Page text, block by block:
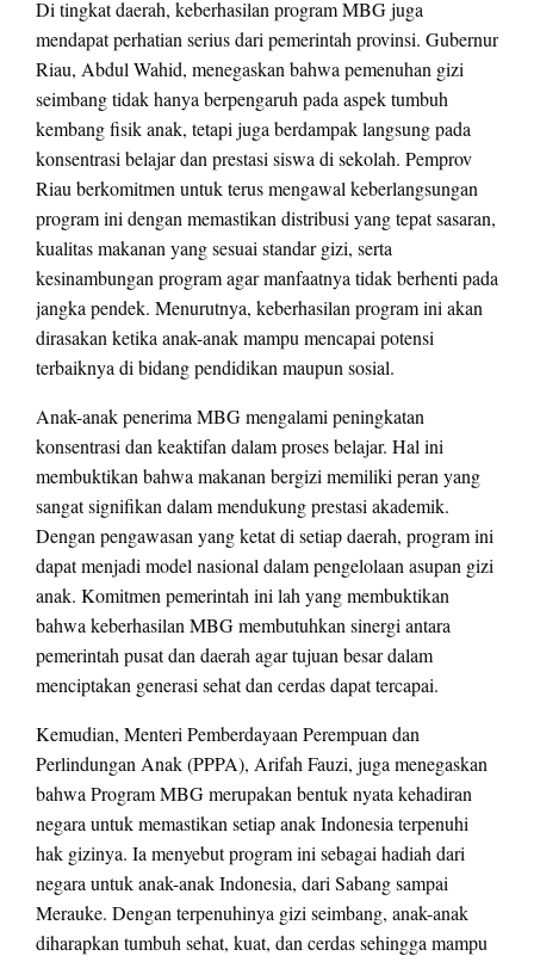
Di tingkat daerah, keberhasilan program MBG juga
mendapat perhatian serius dari pemerintah provinsi. Gubernur
Riau, Abdul Wahid, menegaskan bahwa pemenuhan gizi
seimbang tidak hanya berpengaruh pada aspek tumbuh
kembang fisik anak, tetapi juga berdampak langsung pada
konsentrasi belajar dan prestasi siswa di sekolah. Pemprov
Riau berkomitmen untuk terus mengawal keberlangsungan
program ini dengan memastikan distribusi yang tepat sasaran,
kualitas makanan yang sesuai standar gizi, serta
kesinambungan program agar manfaatnya tidak berhenti pada
jangka pendek. Menurutnya, keberhasilan program ini akan
dirasakan ketika anak-anak mampu mencapai potensi
terbaiknya di bidang pendidikan maupun sosial.
Anak-anak penerima MBG mengalami peningkatan
konsentrasi dan keaktifan dalam proses belajar. Hal ini
membuktikan bahwa makanan bergizi memiliki peran yang
sangat signifikan dalam mendukung prestasi akademik.
Dengan pengawasan yang ketat di setiap daerah, program ini
dapat menjadi model nasional dalam pengelolaan asupan gizi
anak. Komitmen pemerintah ini lah yang membuktikan
bahwa keberhasilan MBG membutuhkan sinergi antara
pemerintah pusat dan daerah agar tujuan besar dalam
menciptakan generasi sehat dan cerdas dapat tercapai.
Kemudian, Menteri Pemberdayaan Perempuan dan
Perlindungan Anak (PPPA), Arifah Fauzi, juga menegaskan
bahwa Program MBG merupakan bentuk nyata kehadiran
negara untuk memastikan setiap anak Indonesia terpenuhi
hak gizinya. Ia menyebut program ini sebagai hadiah dari
negara untuk anak-anak Indonesia, dari Sabang sampai
Merauke. Dengan terpenuhinya gizi seimbang, anak-anak
diharapkan tumbuh sehat, kuat, dan cerdas sehingga mampu